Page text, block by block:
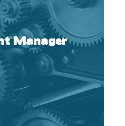
Manager